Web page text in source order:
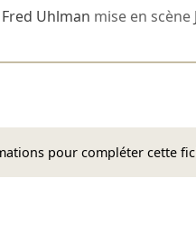
Fred Uhlman mise en scène
pour compléter cette